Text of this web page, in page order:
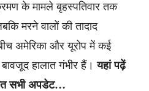
के मामले बृहस्पतिवार तक
मरने वालों की तादाद
अमेरिका और यूरोप में कई
हालात गंभीर हैं।यहां पढ़ें
सभी अपडेट…